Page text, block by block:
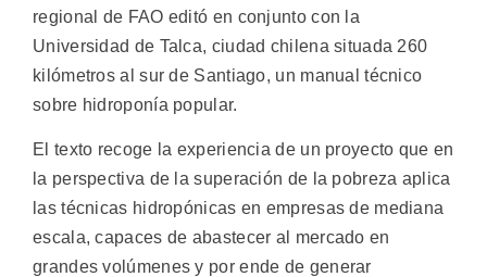
regional de FAO editó en conjunto con la
Universidad de Talca, ciudad chilena situada 260
kilómetros al sur de Santiago, un manual técnico
sobre hidroponía popular.
El texto recoge la experiencia de un proyecto que en
la perspectiva de la superación de la pobreza aplica
las técnicas hidropónicas en empresas de mediana
escala, capaces de abastecer al mercado en
grandes volúmenes y por ende de generar